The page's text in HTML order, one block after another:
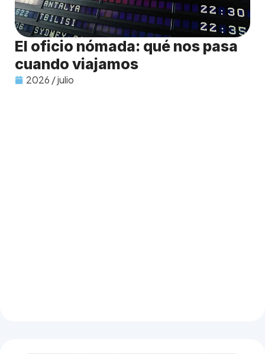
El oficio nómada: qué nos pasa
cuando viajamos
2026 / julio